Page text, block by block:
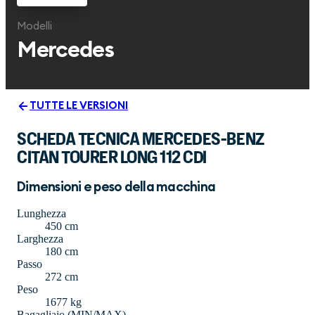
Modelli
Mercedes
TUTTE LE VERSIONI
SCHEDA TECNICA MERCEDES-BENZ
CITAN TOURER LONG 112 CDI
Dimensioni e peso della macchina
Lunghezza
450 cm
Larghezza
180 cm
Passo
272 cm
Peso
1677 kg